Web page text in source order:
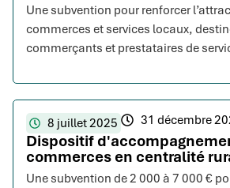
Une subvention pour renforcer
commerces et services locaux,
commerçants et prestataires de
8 juillet 2025 31 décembre
Dispositif
commerces en centralité
Une subvention de 2 000 à 7 000 €